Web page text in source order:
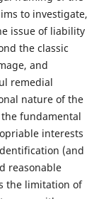
to investigate,
issue of liability
the classic
and
remedial
nature of the
fundamental
interests
(and
reasonable
the limitation of